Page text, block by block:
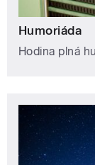
Humoriáda
Hodina plná